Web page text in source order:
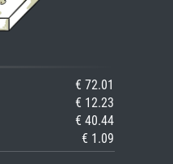
€ 72.01
€ 12.23
€ 40.44
€ 1.09